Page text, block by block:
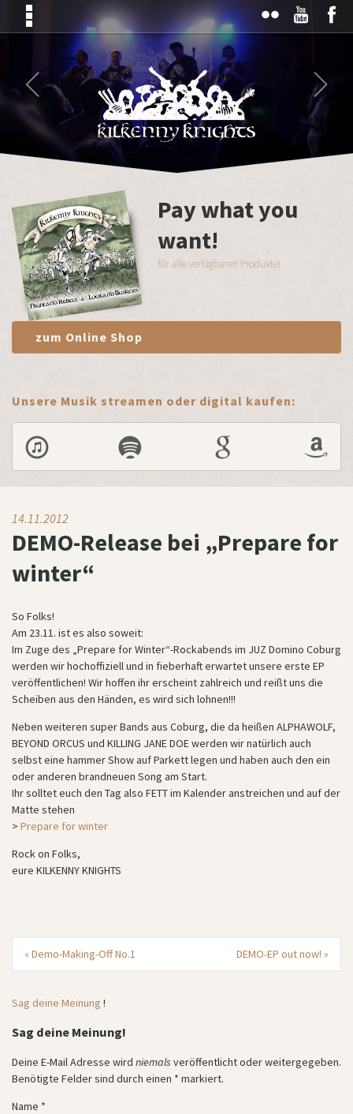
Pay what you
want!
für alle verfügbaren Produkte!
zum Online Shop
Unsere Musik streamen oder digital kaufen:
14.11.2012
DEMO-Release bei „Prepare for
winter“
So Folks!
Am 23.11. ist es also soweit:
Im Zuge des „Prepare for Winter“-Rockabends im JUZ Domino Coburg
werden wir hochoffiziell und in fieberhaft erwartet unsere erste EP
veröffentlichen! Wir hoffen ihr erscheint zahlreich und reißt uns die
Scheiben aus den Händen, es wird sich lohnen!!!
Neben weiteren super Bands aus Coburg, die da heißen ALPHAWOLF,
BEYOND ORCUS und KILLING JANE DOE werden wir natürlich auch
selbst eine hammer Show auf Parkett legen und haben auch den ein
oder anderen brandneuen Song am Start.
Ihr solltet euch den Tag also FETT im Kalender anstreichen und auf der
Matte stehen
> Prepare for winter
Rock on Folks,
eure KILKENNY KNIGHTS
«Demo-Making-Off No.1 DEMO-EP out now! »
Sag deine Meinung !
Sag deine Meinung!
Deine E-Mail Adresse wird niemals veröffentlicht oder weitergegeben.
Benötigte Felder sind durch einen * markiert.
Name *